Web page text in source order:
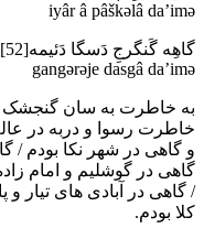
iyâr â pâškәlâ da’imә
gangәrәje dasgâ da’imә
به خاطرت به سان
خاطرت رسوا و دربه در
و گاهی در شهر نکا بودم /
گاهی در گوشلیم و امام
/ گاهی در آبادی های تیار
کلا بودم.